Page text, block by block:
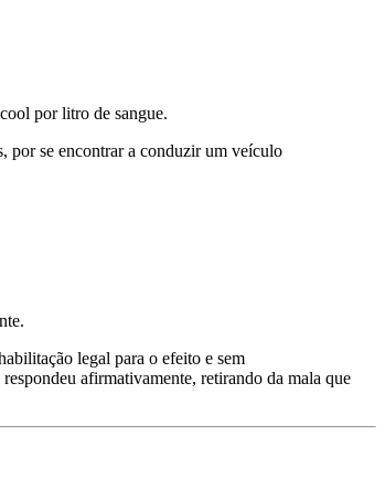
por litro de sangue.
por se encontrar a conduzir um veículo
legal para o efeito e sem
afirmativamente, retirando da mala que